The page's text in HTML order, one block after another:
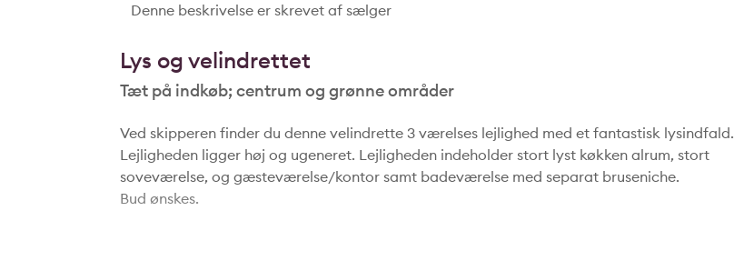
Denne beskrivelse er skrevet af sælger
Lys og velindrettet
Tæt på indkøb; centrum og grønne områder
Ved skipperen finder du denne velindrette 3 værelses lejlighed med et fantastisk lysindfald.
Lejligheden ligger høj og ugeneret. Lejligheden indeholder stort lyst køkken alrum, stort
soveværelse, og gæsteværelse/kontor samt badeværelse med separat bruseniche.
Bud ønskes.